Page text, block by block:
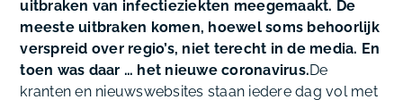
uitbraken van infectieziekten meegemaakt. De
meeste uitbraken komen, hoewel soms behoorlijk
verspreid over regio’s, niet terecht in de media. En
toen was daar … het nieuwe coronavirus.De
kranten en nieuwswebsites staan iedere dag vol met